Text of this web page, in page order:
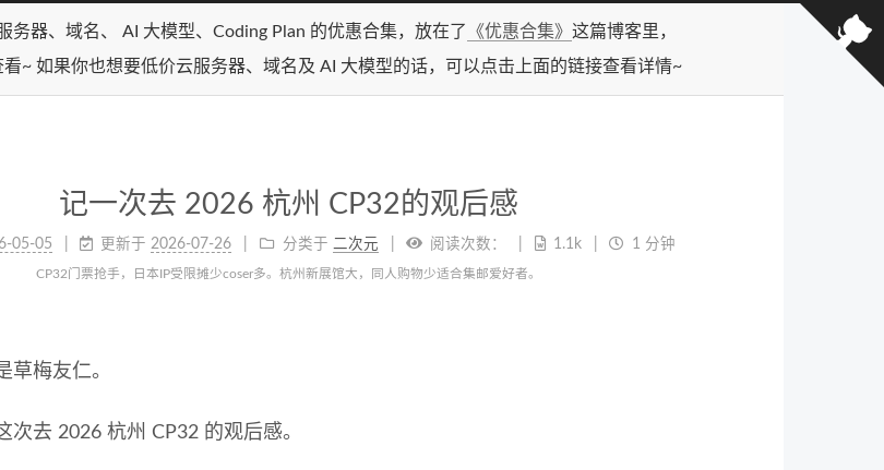
务器、域名、 AI 大模型、Coding Plan 的优惠合集，放在了 《优惠合集》 这篇博客里，
~ 如果你也想要低价云服务器、域名及 AI 大模型的话，可以点击上面的链接查看详情~
记一次去 2026 杭州 CP32的观后感
05-05 更新于 2026-07-26 分类于 二次元 阅读次数： 1.1k 1 分钟
CP32门票抢手，日本IP受限摊少coser多。杭州新展馆大，同人购物少适合集邮爱好者。
草梅友仁。
次去 2026 杭州 CP32 的观后感。